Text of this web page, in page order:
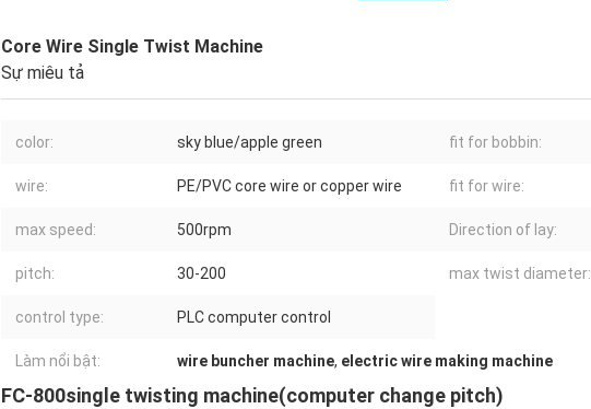
Core Wire Single Twist Machine
Sự miêu tả
color: sky blue/apple green fit for bobbin:
wire: PE/PVC core wire or copper wire fit for wire:
max speed: 500rpm Direction of lay:
pitch: 30-200 max twist diameter:
control type: PLC computer control
Làm nổi bật: wire buncher machine, electric wire making machine
FC-800single twisting machine(computer change pitch)